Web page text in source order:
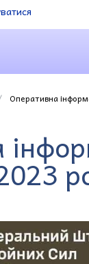
Оперативна